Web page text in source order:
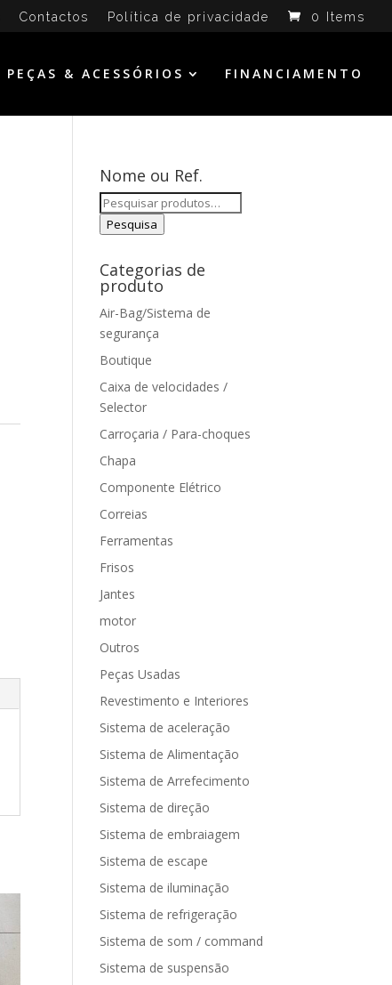
Contactos Política de privacidade 0 Items
PEÇAS & ACESSÓRIOS FINANCIAMENTO
Nome ou Ref.
Pesquisar
por:
Pesquisa
Categorias de
produto
Air-Bag/Sistema de
segurança
Boutique
Caixa de velocidades /
Selector
Carroçaria / Para-choques
Chapa
Componente Elétrico
Correias
Ferramentas
Frisos
Jantes
motor
Outros
Peças Usadas
Revestimento e Interiores
Sistema de aceleração
Sistema de Alimentação
Sistema de Arrefecimento
Sistema de direção
Sistema de embraiagem
Sistema de escape
Sistema de iluminação
Sistema de refrigeração
Sistema de som / command
Sistema de suspensão